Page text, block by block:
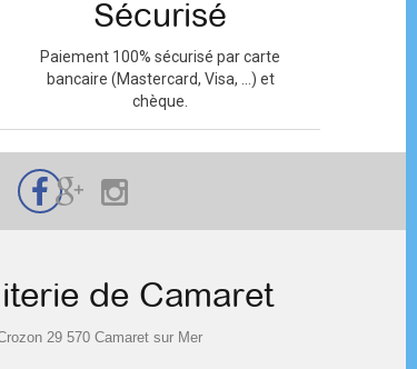
Sécurisé
Paiement 100% sécurisé par carte
bancaire (Mastercard, Visa, ...) et
chèque.
de Camaret
29 570 Camaret sur Mer